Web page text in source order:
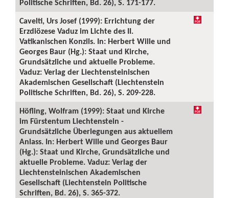
Politische Schriften, Bd. 26), S. 171-177.
Cavelti, Urs Josef (1999): Errichtung der
Erzdiözese Vaduz im Lichte des II.
Vatikanischen Konzils. In: Herbert Wille und
Georges Baur (Hg.): Staat und Kirche,
Grundsätzliche und aktuelle Probleme.
Vaduz: Verlag der Liechtensteinischen
Akademischen Gesellschaft (Liechtenstein
Politische Schriften, Bd. 26), S. 209-228.
Höfling, Wolfram (1999): Staat und Kirche
im Fürstentum Liechtenstein -
Grundsätzliche Überlegungen aus aktuellem
Anlass. In: Herbert Wille und Georges Baur
(Hg.): Staat und Kirche, Grundsätzliche und
aktuelle Probleme. Vaduz: Verlag der
Liechtensteinischen Akademischen
Gesellschaft (Liechtenstein Politische
Schriften, Bd. 26), S. 365-372.